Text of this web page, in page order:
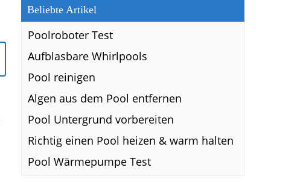
Beliebte Artikel
Poolroboter Test
Aufblasbare Whirlpools
Pool reinigen
Algen aus dem Pool entfernen
Pool Untergrund vorbereiten
Richtig einen Pool heizen & warm halten
Pool Wärmepumpe Test